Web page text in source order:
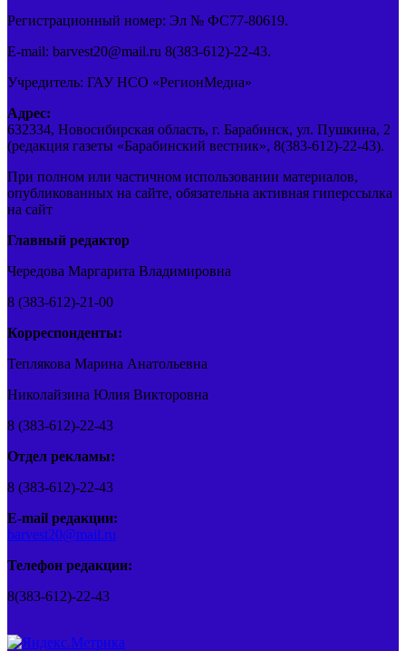
Регистрационный номер: Эл № ФС77-80619.
E-mail: barvest20@mail.ru 8(383-612)-22-43.
Учредитель: ГАУ НСО «РегионМедиа»
Адрес:
632334, Новосибирская область, г. Барабинск, ул. Пушкина, 2
(редакция газеты «Барабинский вестник», 8(383-612)-22-43).
При полном или частичном использовании материалов,
опубликованных на сайте, обязательна активная гиперссылка
на сайт
Главный редактор
Чередова Маргарита Владимировна
8 (383-612)-21-00
Корреспонденты:
Теплякова Марина Анатольевна
Николайзина Юлия Викторовна
8 (383-612)-22-43
Отдел рекламы:
8 (383-612)-22-43
E-mail редакции:
barvest20@mail.ru
Телефон редакции:
8(383-612)-22-43